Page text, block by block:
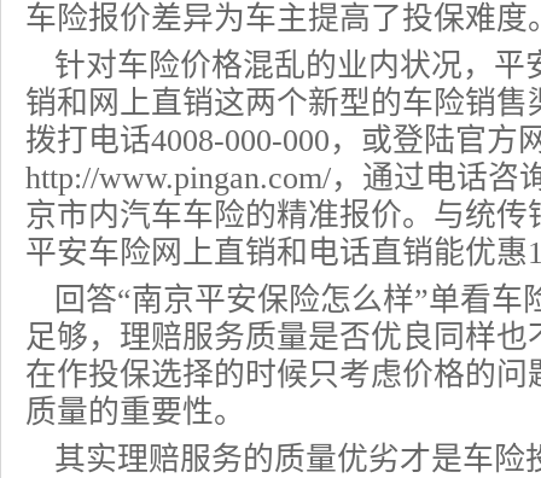
车险报价差异为车主提高了投保难度
针对车险价格混乱的业内状况， 平
销和网上直销这两个新型的车险销
拨打电话4008-000-000，或登陆官方
http://www.pingan.com/，通过电话咨
京市内汽车车险的精准报价。与统
平安车险网上直销和电话直销能优惠
回答“南京平安保险怎么样”单看
足够，理赔服务质量是否优良同样
在作投保选择的时候只考虑价格的
质量的重要性。
其实理赔服务的质量优劣才是车险